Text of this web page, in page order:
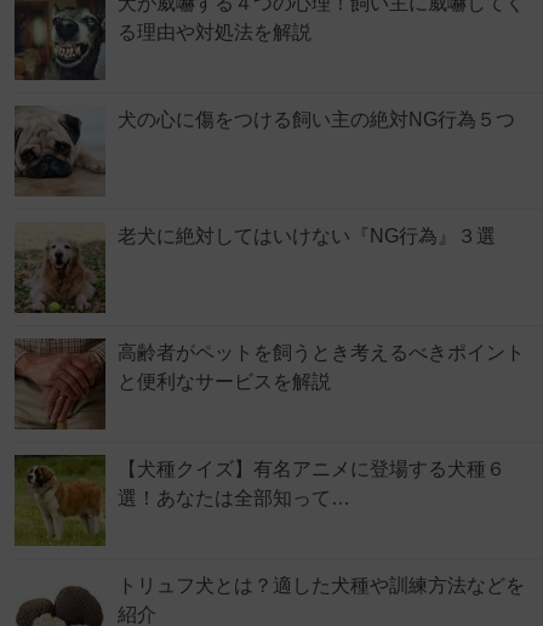
る理由や対処法を解説
犬の心に傷をつける飼い主の絶対NG行為５つ
老犬に絶対してはいけない『NG行為』３選
高齢者がペットを飼うとき考えるべきポイント
と便利なサービスを解説
【犬種クイズ】有名アニメに登場する犬種６
選！あなたは全部知って…
トリュフ犬とは？適した犬種や訓練方法などを
紹介